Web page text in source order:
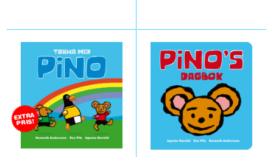
EXTRA
PRIS!